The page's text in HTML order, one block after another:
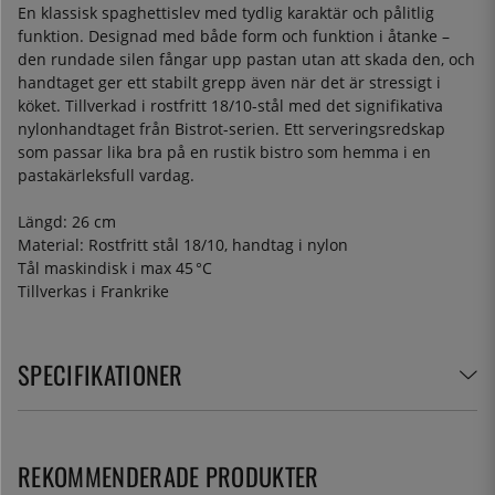
En klassisk spaghettislev med tydlig karaktär och pålitlig
funktion. Designad med både form och funktion i åtanke –
den rundade silen fångar upp pastan utan att skada den, och
handtaget ger ett stabilt grepp även när det är stressigt i
köket. Tillverkad i rostfritt 18/10-stål med det signifikativa
nylonhandtaget från Bistrot-serien. Ett serveringsredskap
som passar lika bra på en rustik bistro som hemma i en
pastakärleksfull vardag.
Längd: 26 cm
Material: Rostfritt stål 18/10, handtag i nylon
Tål maskindisk i max 45 °C
Tillverkas i Frankrike
SPECIFIKATIONER
REKOMMENDERADE PRODUKTER